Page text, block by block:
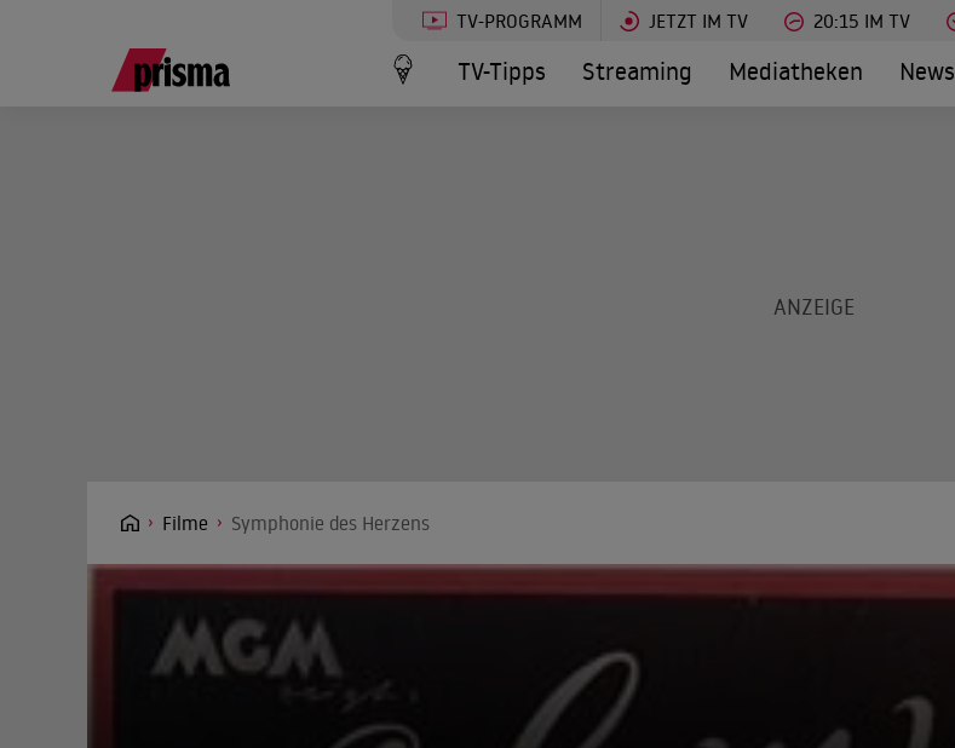
TV-PROGRAMM JETZT IM TV 20:15 IM TV
TV-Tipps Streaming Mediatheken News
Filme Symphonie des Herzens